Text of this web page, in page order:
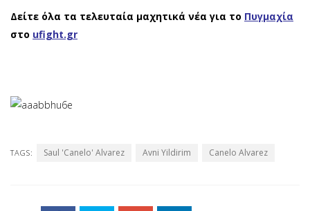
Δείτε όλα τα τελευταία μαχητικά νέα για το Πυγμαχία
στο ufight.gr
TAGS: Saul 'Canelo' Alvarez Avni Yildirim Canelo Alvarez